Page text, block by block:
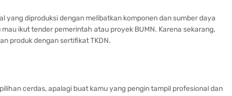
yang diproduksi dengan melibatkan komponen dan sumber daya
ikut tender pemerintah atau proyek BUMN. Karena sekarang,
produk dengan sertifikat TKDN.
cerdas, apalagi buat kamu yang pengin tampil profesional dan